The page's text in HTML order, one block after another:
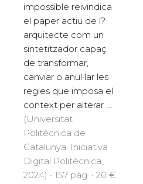
impossible reivindica
el paper actiu de l?
arquitecte com un
sintetitzador capaç
de transformar,
canviar o anul·lar les
regles que imposa el
context per alterar ...
(Universitat
Politècnica de
Catalunya. Iniciativa
Digital Politècnica,
2024) · 157 pàg. · 20 €